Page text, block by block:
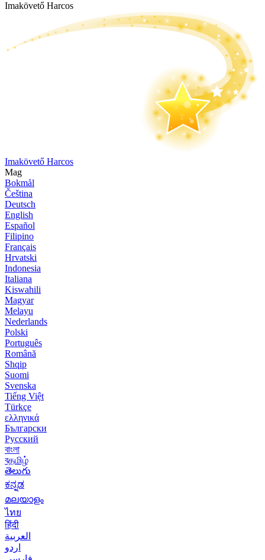
Imakövető Harcos
Imakövető Harcos
Mag
Bokmål
Čeština
Deutsch
English
Español
Filipino
Français
Hrvatski
Indonesia
Italiana
Kiswahili
Magyar
Melayu
Nederlands
Polski
Português
Română
Shqip
Suomi
Svenska
Tiếng Việt
Türkçe
ελληνικά
Български
Русский
বাংলা
বதமிழ்
తెలుగు
ಕನ್ನಡ
മലയാളം
ไทย
हिंदी
العربية
اردو